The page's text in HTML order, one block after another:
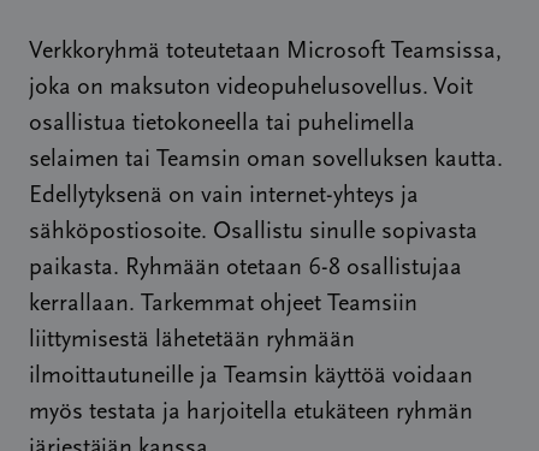
Verkkoryhmä toteutetaan Microsoft Teamsissa,
joka on maksuton videopuhelusovellus. Voit
osallistua tietokoneella tai puhelimella
selaimen tai Teamsin oman sovelluksen kautta.
Edellytyksenä on vain internet-yhteys ja
sähköpostiosoite. Osallistu sinulle sopivasta
paikasta. Ryhmään otetaan 6-8 osallistujaa
kerrallaan. Tarkemmat ohjeet Teamsiin
liittymisestä lähetetään ryhmään
ilmoittautuneille ja Teamsin käyttöä voidaan
myös testata ja harjoitella etukäteen ryhmän